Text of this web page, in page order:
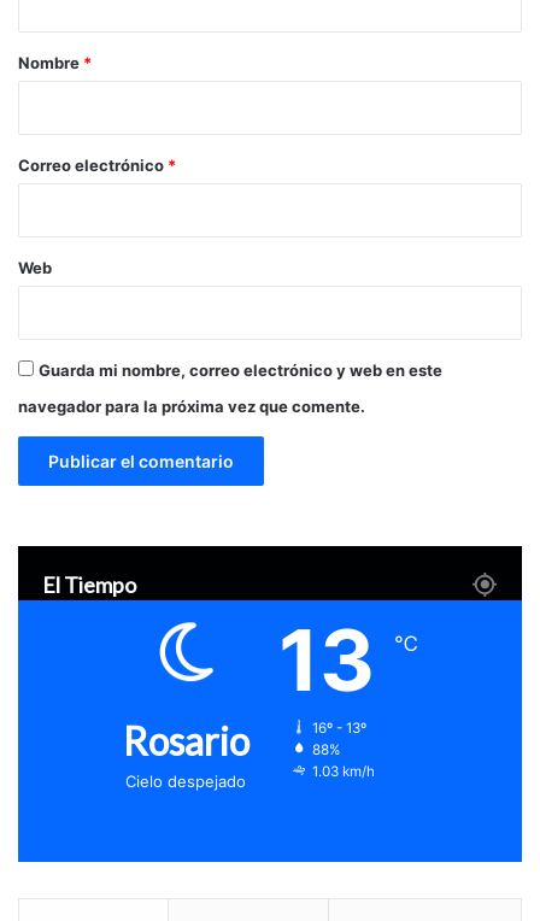
r
*
Nombre *
Correo electrónico *
Web
Guarda mi nombre, correo electrónico y web en este
navegador para la próxima vez que comente.
El Tiempo
Rosario
Cielo despejado
13 ℃
16º - 13º
88%
1.03 km/h